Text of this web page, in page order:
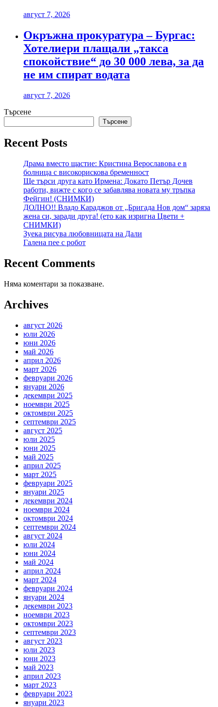
август 7, 2026
Окръжна прокуратура – Бургас:
Хотелиери плащали „такса
спокойствие“ до 30 000 лева, за да
не им спират водата
август 7, 2026
Търсене
Търсене
Recent Posts
Драма вместо щастие: Кристина Верославова е в
болница с високорискова бременност
Ще търси друга като Ирмена: Докато Петър Дочев
работи, вижте с кого се забавлява новата му тръпка
Фейгин! (СНИМКИ)
ДОЛНО!! Владо Караджов от „Бригада Нов дом“ заряза
жена си, заради друга! (ето как изригна Цвети +
СНИМКИ)
Зуека рисува любовницата на Дали
Галена пее с робот
Recent Comments
Няма коментари за показване.
Archives
август 2026
юли 2026
юни 2026
май 2026
април 2026
март 2026
февруари 2026
януари 2026
декември 2025
ноември 2025
октомври 2025
септември 2025
август 2025
юли 2025
юни 2025
май 2025
април 2025
март 2025
февруари 2025
януари 2025
декември 2024
ноември 2024
октомври 2024
септември 2024
август 2024
юли 2024
юни 2024
май 2024
април 2024
март 2024
февруари 2024
януари 2024
декември 2023
ноември 2023
октомври 2023
септември 2023
август 2023
юли 2023
юни 2023
май 2023
април 2023
март 2023
февруари 2023
януари 2023